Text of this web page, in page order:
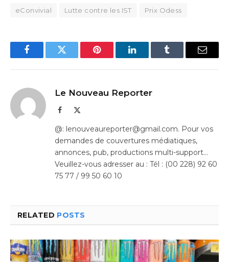
eConvivial Lutte contre les IST Prix Odess
FacebookTwitter Pinterest LinkedInTumblr Email
Le Nouveau Reporter
Facebook
@: lenouveaureporter@gmail.com. Pour vos
demandes de couvertures médiatiques,
annonces, pub, productions multi-support…
Veuillez-vous adresser au : Tél : (00 228) 92 60
75 77 / 99 50 60 10
RELATED POSTS